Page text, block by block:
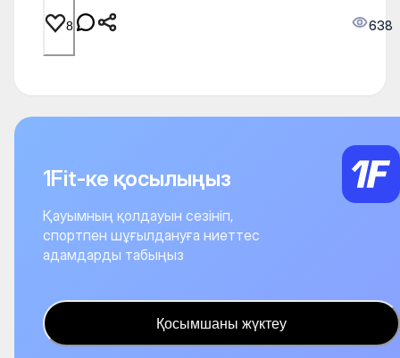
8 638
1Fit-ке қосылыңыз
Қауымның қолдауын сезініп,
спортпен шұғылдануға ниеттес
адамдарды табыңыз
Қосымшаны жүктеу